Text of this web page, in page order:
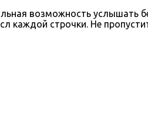
возможность услышать
каждой строчки. Не